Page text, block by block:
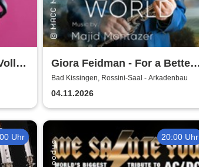
Giora Feidman - For a Better
World
Bad Kissingen, Rossini-Saal - Arkadenbau
04.11.2026
Uhr 20:00 Uhr